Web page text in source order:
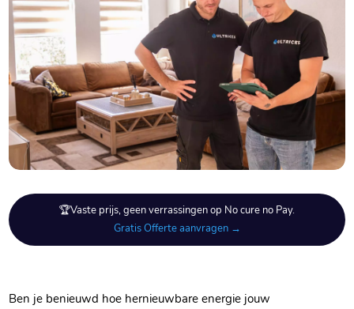
🏆Vaste prijs, geen verrassingen op No cure no Pay.
Gratis Offerte aanvragen →
Ben je benieuwd hoe hernieuwbare energie jouw